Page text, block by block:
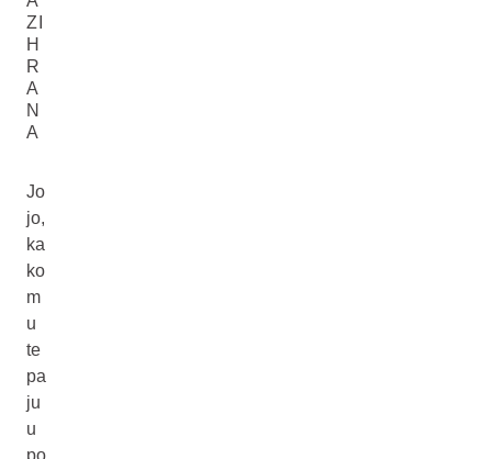
ZI
H
R
A
N
A
Jo
jo,
ka
ko
m
u
te
pa
ju
u
po